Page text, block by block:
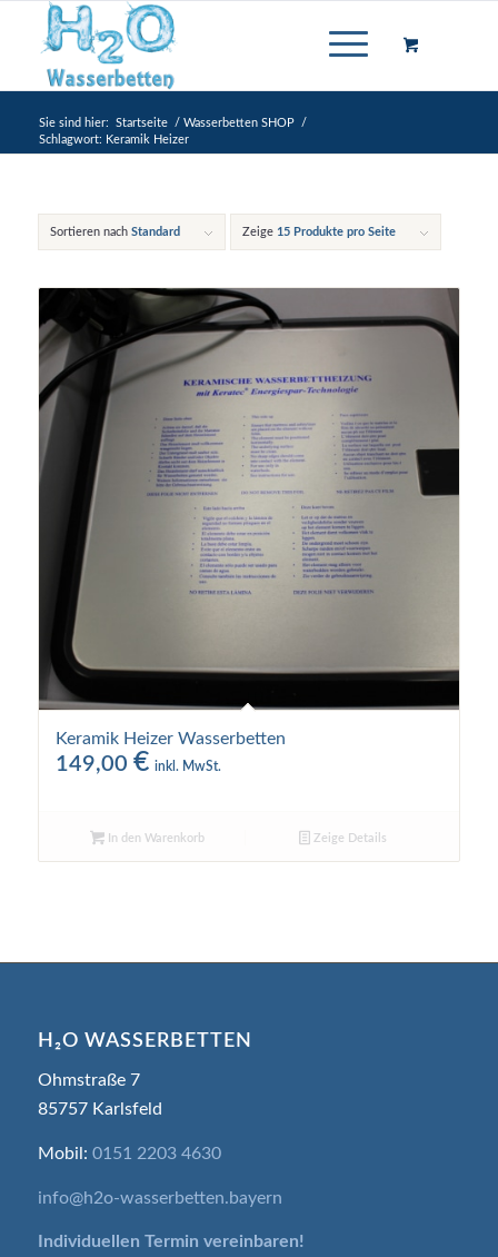
Sie sind hier: Startseite / Wasserbetten SHOP
/
Schlagwort: Keramik Heizer
Sortieren nach Standard Zeige 15 Produkte pro Seite
Keramik Heizer Wasserbetten
149,00 € inkl. MwSt.
In den Warenkorb Zeige Details
H₂O WASSERBETTEN
Ohmstraße 7
85757 Karlsfeld
Mobil: 0151 2203 4630
info@h2o-wasserbetten.bayern
Individuellen Termin vereinbaren!